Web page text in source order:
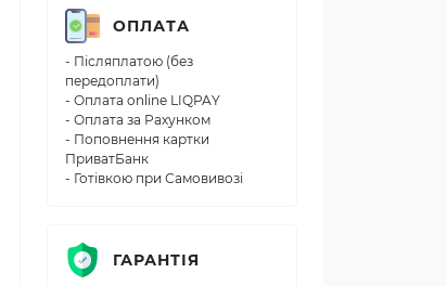
ОПЛАТА
- Післяплатою (без
передоплати)
- Оплата online LIQPAY
- Оплата за Рахунком
- Поповнення картки
ПриватБанк
- Готівкою при Самовивозі
ГАРАНТІЯ